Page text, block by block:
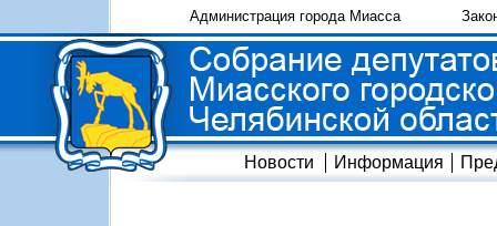
Администрация города Миасса
Новости Информация